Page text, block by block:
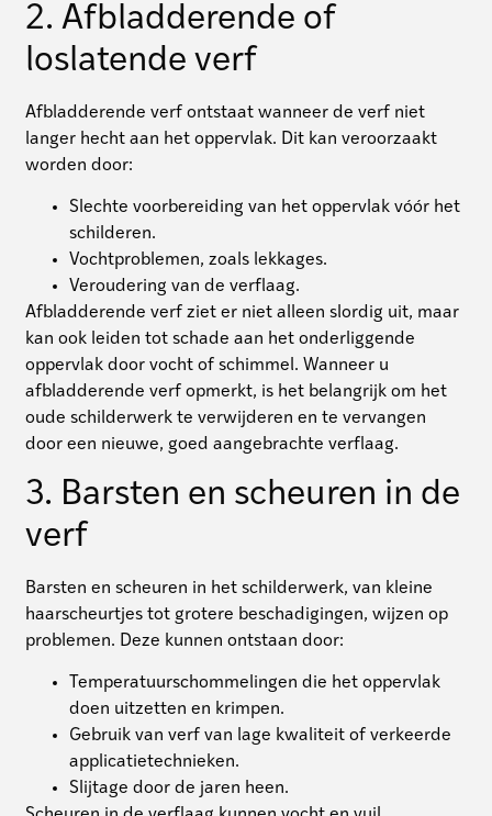
2. Afbladderende of
loslatende verf
Afbladderende verf ontstaat wanneer de verf niet
langer hecht aan het oppervlak. Dit kan veroorzaakt
worden door:
Slechte voorbereiding van het oppervlak vóór het
schilderen.
Vochtproblemen, zoals lekkages.
Veroudering van de verflaag.
Afbladderende verf ziet er niet alleen slordig uit, maar
kan ook leiden tot schade aan het onderliggende
oppervlak door vocht of schimmel. Wanneer u
afbladderende verf opmerkt, is het belangrijk om het
oude schilderwerk te verwijderen en te vervangen
door een nieuwe, goed aangebrachte verflaag.
3. Barsten en scheuren in de
verf
Barsten en scheuren in het schilderwerk, van kleine
haarscheurtjes tot grotere beschadigingen, wijzen op
problemen. Deze kunnen ontstaan door:
Temperatuurschommelingen die het oppervlak
doen uitzetten en krimpen.
Gebruik van verf van lage kwaliteit of verkeerde
applicatietechnieken.
Slijtage door de jaren heen.